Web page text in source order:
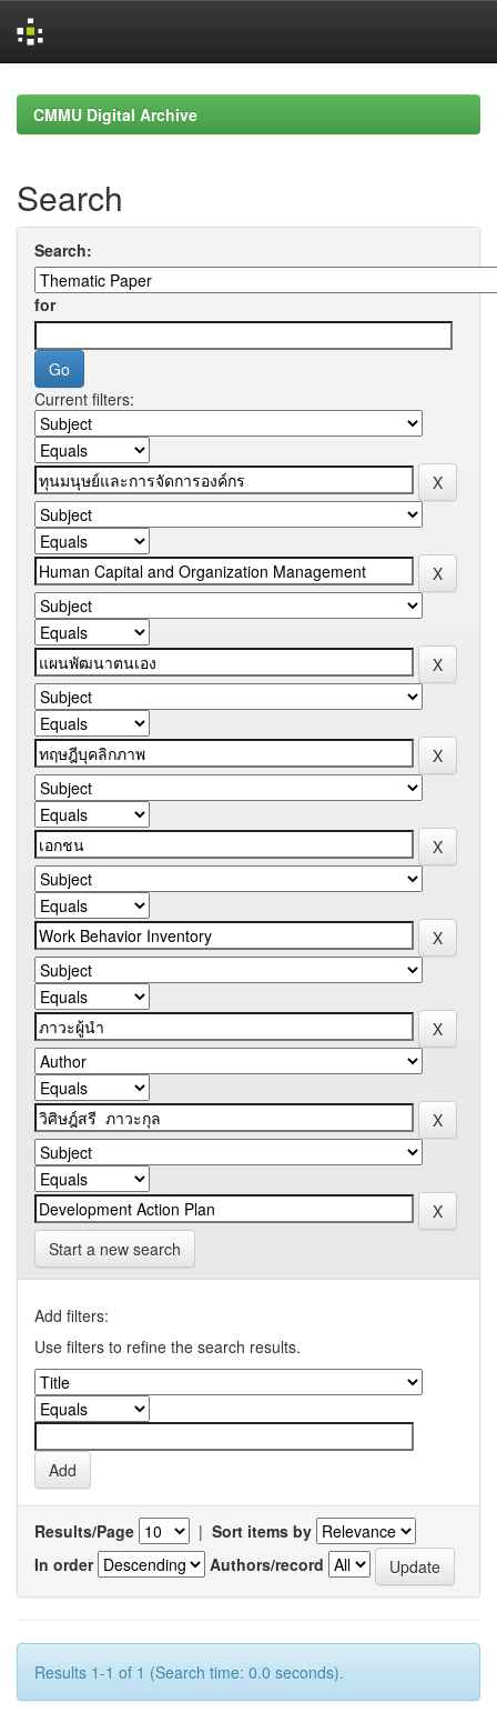
navigationCMMU Digital Archive
Search
Search:
for
Current filters:
Start a new search
Add filters:
Use filters to refine the search results.
Results/Page | Sort items by
In order
Authors/record
Results 1-1 of 1 (Search time: 0.0 seconds).